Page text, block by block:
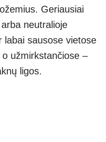
Geriausiai
neutralioje
labai sausose vietose
užmirkstančiose –
ligos.